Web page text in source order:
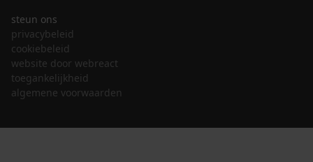
steun ons
privacybeleid
cookiebeleid
website door webreact
toegankelijkheid
algemene voorwaarden